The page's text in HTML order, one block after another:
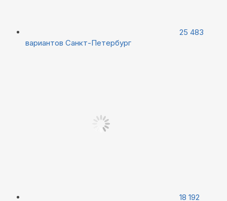
25 483
вариантов Санкт-Петербург
18 192